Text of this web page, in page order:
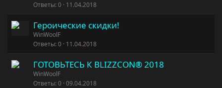
Ответы 0 11.04.2018
Героические скидки!
WinWoolF
Ответы 0 11.04.2018
ГОТОВЬТЕСЬ К BLIZZCON® 2018
WinWoolF
Ответы 0 09.04.2018